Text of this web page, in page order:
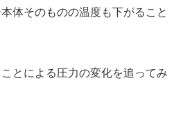
体そのものの温度も下がること
とによる圧力の変化を追ってみ